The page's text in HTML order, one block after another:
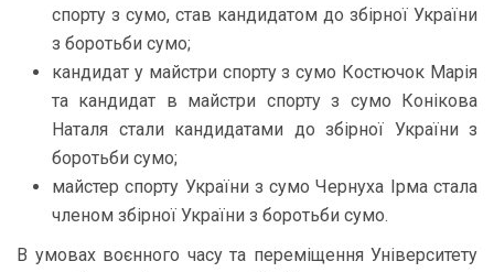
спорту з сумо, став кандидатом до збірної України
з боротьби сумо;
кандидат у майстри спорту з сумо Костючок Марія
та кандидат в майстри спорту з сумо Конікова
Наталя стали кандидатами до збірної України з
боротьби сумо;
майстер спорту України з сумо Чернуха Ірма стала
членом збірної України з боротьби сумо.
В умовах воєнного часу та переміщення Університету